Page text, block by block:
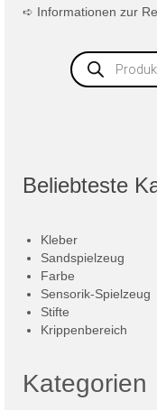
➪ Informationen zur
Products
search
Beliebteste
Kleber
Sandspielzeug
Farbe
Sensorik-Spielzeug
Stifte
Krippenbereich
Kategorien